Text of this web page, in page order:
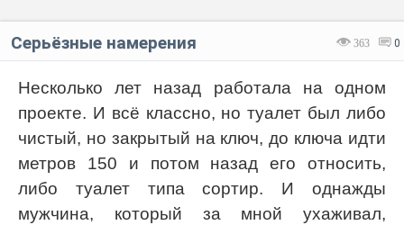
363 0
Серьёзные намерения
Несколько лет назад работала на одном
проекте. И всё классно, но туалет был либо
чистый, но закрытый на ключ, до ключа идти
метров 150 и потом назад его относить,
либо туалет типа сортир. И однажды
мужчина, который за мной ухаживал,